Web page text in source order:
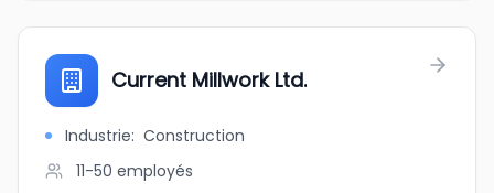
Current Millwork Ltd.
Industrie: Construction
11-50 employés